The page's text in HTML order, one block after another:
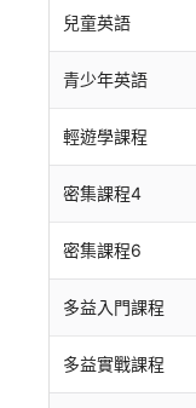
兒童英語
青少年英語
輕遊學課程
密集課程4
密集課程6
多益入門課程
多益實戰課程